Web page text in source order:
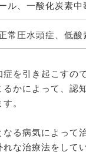
ル、一酸化炭素中
常圧水頭症、低酸
を引き起こすの
かによって、認
。
る病気によって
な治療法をして